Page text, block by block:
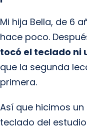
Mi hija Bella, de 6
hace poco.
tocó el teclado ni
que la segunda
primera.
Así que hicimos
teclado del